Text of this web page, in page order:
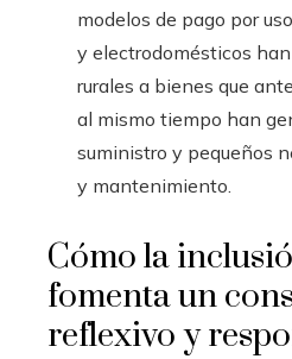
modelos de pago por
y electrodomésticos
rurales a bienes que
al mismo tiempo han
suministro y pequeños
y mantenimiento.
Cómo la
fomenta un
reflexivo y